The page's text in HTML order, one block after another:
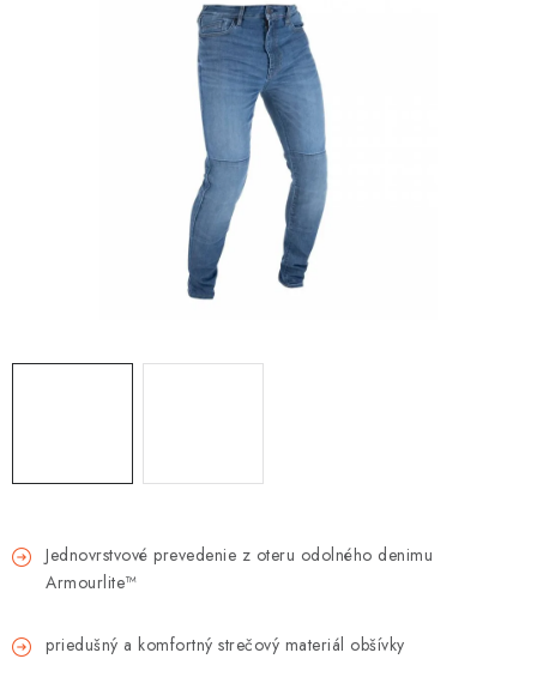
NÁPLNE A KVAPALINY
MONTÁŽNE SLUŽBY
Tabuľky veľkostí odevov, prilieb a obuvi rôznych značiek
Jednovrstvové prevedenie z oteru odolného denimu
Armourlite™
priedušný a komfortný strečový materiál obšívky